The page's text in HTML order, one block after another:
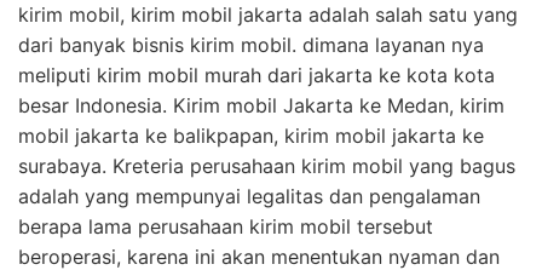
kirim mobil, kirim mobil jakarta adalah salah satu yang
dari banyak bisnis kirim mobil. dimana layanan nya
meliputi kirim mobil murah dari jakarta ke kota kota
besar Indonesia. Kirim mobil Jakarta ke Medan, kirim
mobil jakarta ke balikpapan, kirim mobil jakarta ke
surabaya. Kreteria perusahaan kirim mobil yang bagus
adalah yang mempunyai legalitas dan pengalaman
berapa lama perusahaan kirim mobil tersebut
beroperasi, karena ini akan menentukan nyaman dan